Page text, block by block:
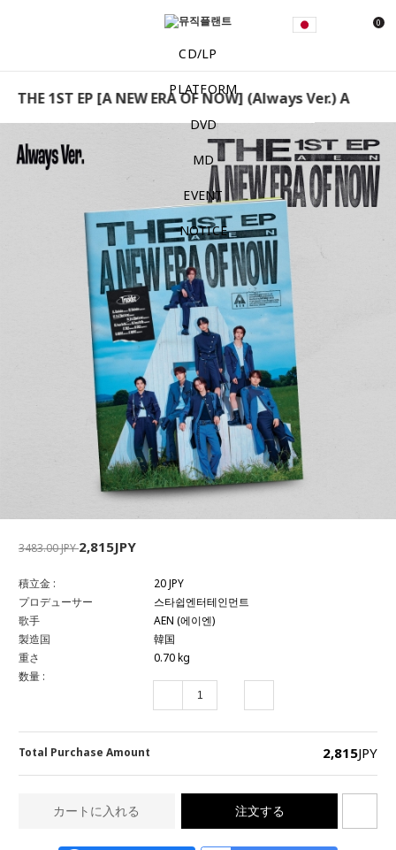
0
CD/LP
PLATFORM
DVD
MD
EVENT
NOTICE
THE 1ST EP [A NEW ERA OF NOW] (Always Ver.) AEN(エ
3483.00 JPY2,815JPY
積立金 :
20 JPY
プロデューサー
스타쉽엔터테인먼트
歌手
AEN (에이엔)
製造国
韓国
重さ
0.70 kg
数量 :
Total Purchase Amount 2,815JPY
カートに入れる 注文する